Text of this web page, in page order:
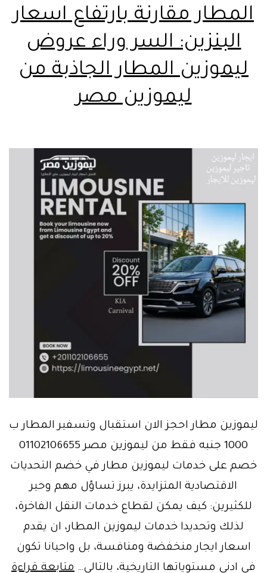
المطار مقارنة بارتفاع اسعار
البنزين: السر وراء عروض
ليموزين المطار الجاذبة من
ليموزين مصر
ليموزين مطار احجز الان استقبال وتسفير المطار ب
1000 جنبه فقط من ليموزين مصر 01102106655
خصم على خدمات ليموزين مطار في خضم التحديات
الاقتصادية المتزايدة، يبرز تساؤل مهم وحير
للكثيرين: كيف يمكن لقطاع خدمات النقل الفاخرة،
لذلك وتحديدا خدمات ليموزين المطار، ان يقدم
اسعار ايجار منخفضة ومنافسة، بل واحيانا تكون
في ادنى مستوياتها التاريخية، بالتالي… متابعة قراءة